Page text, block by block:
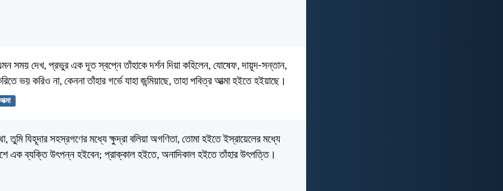
সময় দেখ, প্রভুর এক দূত স্বপ্নে তাঁহাকে দর্শন দিয়া কহিলেন, যোষেফ, দায়ূদ-সন্তান,
ভয় করিও না, কেননা তাঁহার গর্ভে যাহা জন্মিয়াছে, তাহা পবিত্র আত্মা হইতে হইয়াছে।
তুমি যিহূদার সহস্রগণের মধ্যে ক্ষুদ্রা বলিয়া অগণিতা, তোমা হইতে ইস্রায়েলের মধ্যে
এক ব্যক্তি উৎপন্ন হইবেন; প্রাক্কাল হইতে, অনাদিকাল হইতে তাঁহার উৎপত্তি।